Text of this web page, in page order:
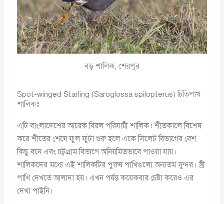
বড় শালিক, শেরপুর
Spot-winged Starling (Saroglossa spilopterus) চিতিপাখ
শালিকঃ
এটি বাংলাদেশের আরেক বিরল পরিযায়ী শালিক। শীতকালে বিশেষ
করে শীতের শেষে ফুল ফুটা শুরু হলে একে সিলেট বিভাগের বেশ
কিছু বনে এবং চট্বগ্রাম বিভাগে অনিয়মিতভাবে পাওয়া যায়।
শালিকদের মধ্যে এই শালিকটির পুরুষ পাখিগুলো অন্যতম সুন্দর। স্ত্রী
পাখি দেখতে আলাদা হয়। এখন পর্যন্ত কয়েকবার চেষ্টা করেও এর
দেখা পাইনি।